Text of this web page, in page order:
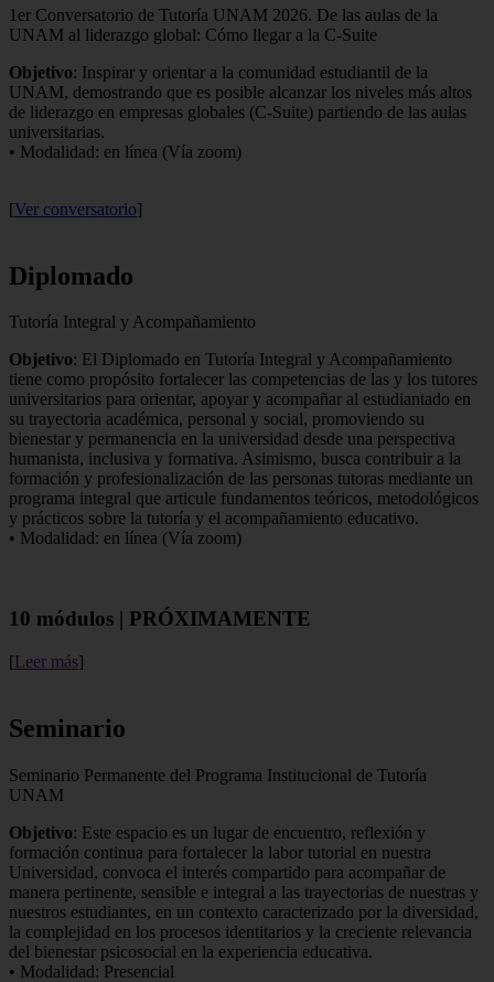
1er Conversatorio de Tutoría UNAM 2026. De las aulas de la
UNAM al liderazgo global: Cómo llegar a la C-Suite
Objetivo: Inspirar y orientar a la comunidad estudiantil de la
UNAM, demostrando que es posible alcanzar los niveles más altos
de liderazgo en empresas globales (C-Suite) partiendo de las aulas
universitarias.
• Modalidad: en línea (Vía zoom)
[Ver conversatorio]
Diplomado
Tutoría Integral y Acompañamiento
Objetivo: El Diplomado en Tutoría Integral y Acompañamiento
tiene como propósito fortalecer las competencias de las y los tutores
universitarios para orientar, apoyar y acompañar al estudiantado en
su trayectoria académica, personal y social, promoviendo su
bienestar y permanencia en la universidad desde una perspectiva
humanista, inclusiva y formativa. Asimismo, busca contribuir a la
formación y profesionalización de las personas tutoras mediante un
programa integral que articule fundamentos teóricos, metodológicos
y prácticos sobre la tutoría y el acompañamiento educativo.
• Modalidad: en línea (Vía zoom)
10 módulos | PRÓXIMAMENTE
[Leer más]
Seminario
Seminario Permanente del Programa Institucional de Tutoría
UNAM
Objetivo: Este espacio es un lugar de encuentro, reflexión y
formación continua para fortalecer la labor tutorial en nuestra
Universidad, convoca el interés compartido para acompañar de
manera pertinente, sensible e integral a las trayectorias de nuestras y
nuestros estudiantes, en un contexto caracterizado por la diversidad,
la complejidad en los procesos identitarios y la creciente relevancia
del bienestar psicosocial en la experiencia educativa.
• Modalidad: Presencial